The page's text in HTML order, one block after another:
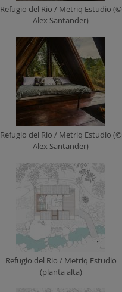
Refugio del Rio / Metriq Estudio (©
Alex Santander)
Refugio del Rio / Metriq Estudio (©
Alex Santander)
Refugio del Rio / Metriq Estudio
(planta alta)